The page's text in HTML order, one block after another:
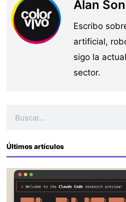
Alan
Escribo
artificial,
sigo la
sector.
Últimos artículos